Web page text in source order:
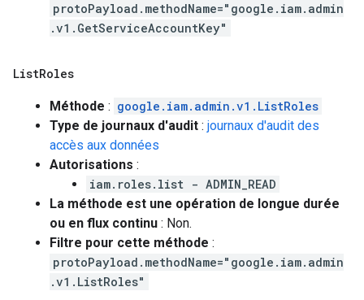
protoPayload.methodName="google.iam.admin
.v1.GetServiceAccountKey"
ListRoles
Méthode : google.iam.admin.v1.ListRoles
Type de journaux d'audit : journaux d'audit des
accès aux données
Autorisations :
iam.roles.list - ADMIN_READ
La méthode est une opération de longue durée
ou en flux continu : Non.
Filtre pour cette méthode :
protoPayload.methodName="google.iam.admin
.v1.ListRoles"